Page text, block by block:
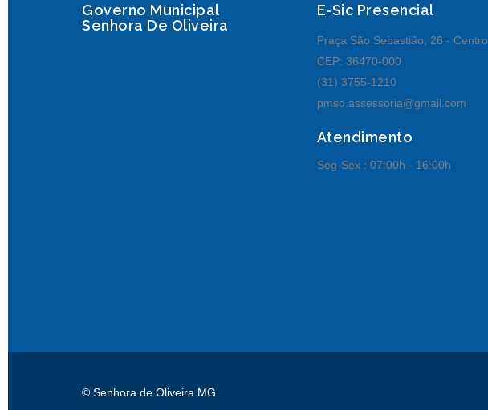
Governo Municipal
Senhora De Oliveira
E-Sic Presencial
Praça São Sebastião, 26 - Centro
CEP: 36470-000
(31) 3755-1210
pmso.assessoria@gmail.com
Atendimento
Seg-Sex : 07:00h - 16:00h
© Senhora de Oliveira MG.